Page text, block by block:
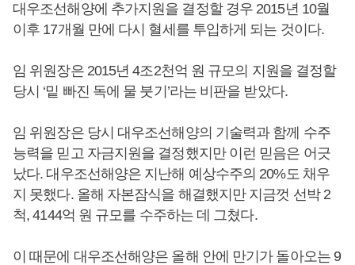
대우조선해양에 추가지원을 결정할 경우 2015년 10월
이후 17개월 만에 다시 혈세를 투입하게 되는 것이다.
임 위원장은 2015년 4조2천억 원 규모의 지원을 결정할
당시 ‘밑 빠진 독에 물 붓기’라는 비판을 받았다.
임 위원장은 당시 대우조선해양의 기술력과 함께 수주
능력을 믿고 자금지원을 결정했지만 이런 믿음은 어긋
났다. 대우조선해양은 지난해 예상수주의 20%도 채우
지 못했다. 올해 자본잠식을 해결했지만 지금껏 선박 2
척, 4144억 원 규모를 수주하는 데 그쳤다.
이 때문에 대우조선해양은 올해 안에 만기가 돌아오는 9